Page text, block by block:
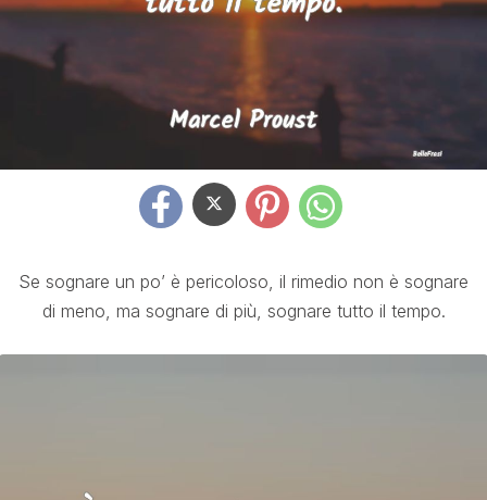
Se sognare un po’ è pericoloso, il rimedio non è sognare
di meno, ma sognare di più, sognare tutto il tempo.